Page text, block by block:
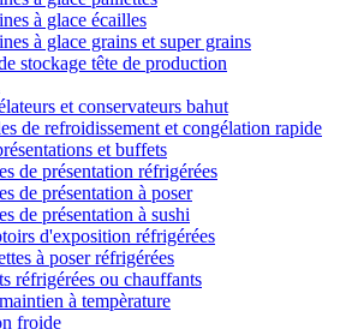
à glace écailles
à glace grains et super grains
stockage tête de production
et conservateurs bahut
de refroidissement et congélation rapide
et buffets
de présentation réfrigérées
de présentation à poser
de présentation à sushi
d'exposition réfrigérées
à poser réfrigérées
réfrigérées ou chauffants
à tempèrature
froide